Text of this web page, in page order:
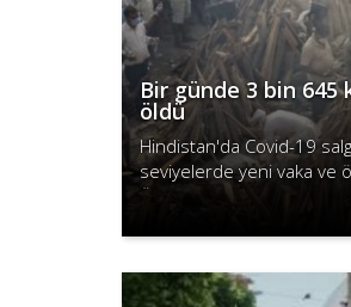
Bir günde 3 bin 645
öldü
Hindistan'da Covid-19
seviyelerde yeni vaka ve
Ülkede park ve otoparklar